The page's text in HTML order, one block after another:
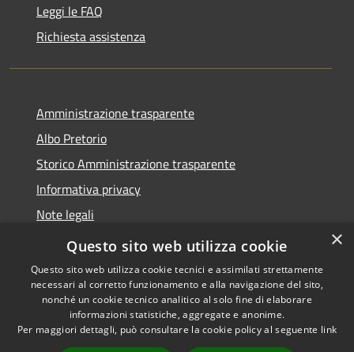
Leggi le FAQ
Richiesta assistenza
Amministrazione trasparente
Albo Pretorio
Storico Amministrazione trasparente
Informativa privacy
Note legali
Dichiarazione di accessibilità
Accessibilità
Copyright © 2026 • Comune di
Rosate • Powered by
×
Questo sito web utilizza cookie
Questo sito web utilizza cookie tecnici e assimilati strettamente
necessari al corretto funzionamento e alla navigazione del sito,
nonché un cookie tecnico analitico al solo fine di elaborare
informazioni statistiche, aggregate e anonime.
Per maggiori dettagli, può consultare la cookie policy al seguente link